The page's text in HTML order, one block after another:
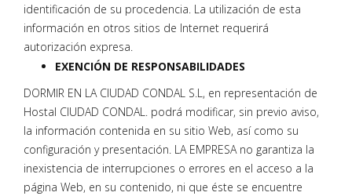
identificación de su procedencia. La utilización de esta
información en otros sitios de Internet requerirá
autorización expresa.
EXENCIÓN DE RESPONSABILIDADES
DORMIR EN LA CIUDAD CONDAL S.L, en representación de
Hostal CIUDAD CONDAL. podrá modificar, sin previo aviso,
la información contenida en su sitio Web, así como su
configuración y presentación. LA EMPRESA no garantiza la
inexistencia de interrupciones o errores en el acceso a la
página Web, en su contenido, ni que éste se encuentre